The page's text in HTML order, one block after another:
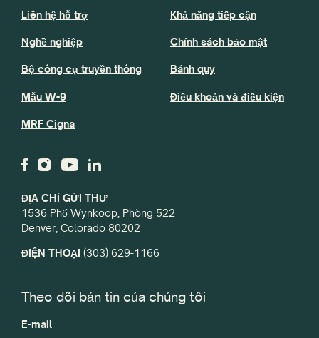
ĐỊA CHỈ GỬI THƯ
1536 Phố Wynkoop, Phòng 522
Denver, Colorado 80202
ĐIỆN THOẠI (303) 629-1166
Liên hệ hỗ trợ
Nghề nghiệp
Bộ công cụ truyền thông
Mẫu W-9
MRF Cigna
Khả năng tiếp cận
Chính sách bảo mật
Bánh quy
Điều khoản và điều kiện
Theo dõi bản tin của chúng tôi
E-mail